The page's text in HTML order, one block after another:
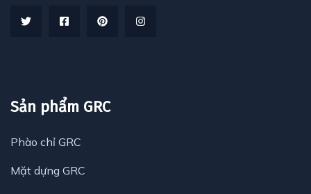
Sản phẩm GRC
Phào chỉ GRC
Mặt dựng GRC